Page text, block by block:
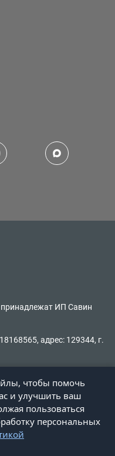
ИП Савин
адрес: 129344, г.
чтобы помочь
и улучшить ваш
пользоваться
персональных